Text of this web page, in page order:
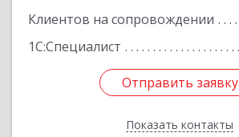
Клиентов на сопровождении
1С:Специалист
Отправить заявку
Показать контакты
Отправить заявку
Назад